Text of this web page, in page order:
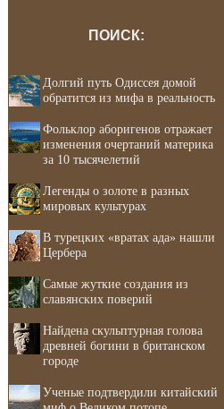
ПОИСК:
Долгий путь Одиссея домой
обратится из мифа в реальность
Фольклор аборигенов отражает
изменения очертаний материка
за 10 тысячелетий
Легенды о золоте в разных
мировых культурах
В турецких «вратах ада» нашли
Цербера
Самые жуткие создания из
славянских поверий
Найдена скульптурная голова
древней богини в британском
городе
Ученые подтвердили китайский